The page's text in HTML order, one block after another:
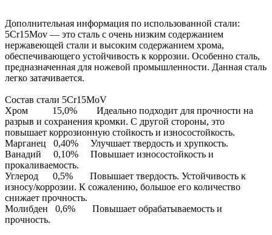
Дополнительная информация по использованной стали:
5Cr15Mov — это сталь с очень низким содержанием
нержавеющей стали и высоким содержанием хрома,
обеспечивающего устойчивость к коррозии. Особенно сталь,
предназначенная для ножевой промышленности. Данная сталь
легко затачивается.
Состав стали 5Cr15MoV
Хром 15,0% Идеально подходит для прочности на
разрыв и сохранения кромки. С другой стороны, это
повышает коррозионную стойкость и износостойкость.
Марганец 0,40% Улучшает твердость и хрупкость.
Ванадий 0,10% Повышает износостойкость и
прокаливаемость.
Углерод 0,5% Повышает твердость. Устойчивость к
износу/коррозии. К сожалению, большое его количество
снижает прочность.
Молибден 0,6% Повышает обрабатываемость и
прочность.